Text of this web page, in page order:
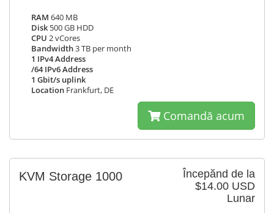
RAM 640 MB
Disk 500 GB HDD
CPU 2 vCores
Bandwidth3 TB per month
1 IPv4 Address
/64 IPv6 Address
1 Gbit/s uplink
Location Frankfurt, DE
Comandă acum
Începănd de la
$14.00 USD
Lunar
KVM Storage 1000